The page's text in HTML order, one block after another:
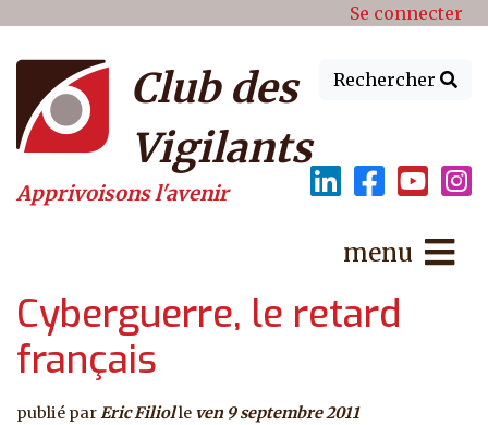
Menu du compte de Se connecter
Rechercher
Club des
Vigilants
Apprivoisons l'avenir
menu
Cyberguerre, le retard
français
publié parEric Filiolle ven 9 septembre 2011